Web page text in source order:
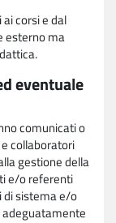
corsi e dal
esterno ma
eventuale
comunicati o
collaboratori
gestione della
e/o referenti
di sistema e/o